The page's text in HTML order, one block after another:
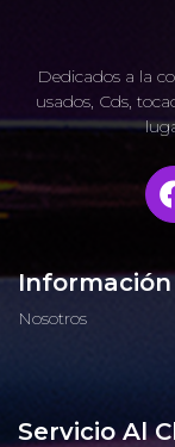
Dedicados a la
usados, Cds,
Información
Nosotros
Servicio Al